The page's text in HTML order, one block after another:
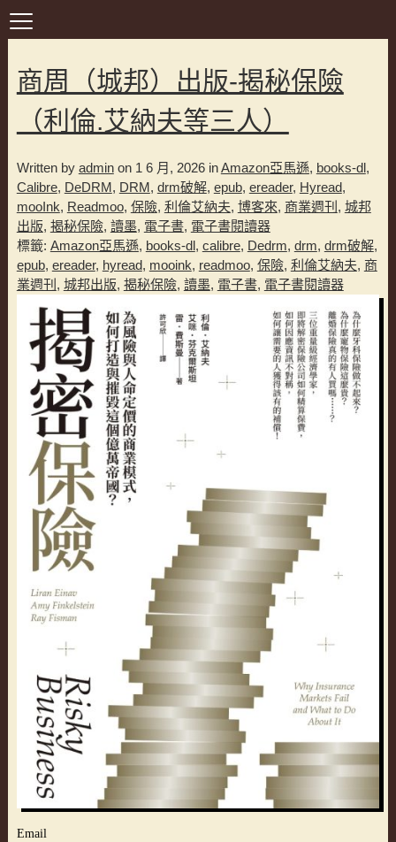
商周（城邦）出版-揭秘保險
（利倫.艾納夫等三人）
Written by adminon 1 6 月, 2026 inAmazon亞馬遜, books-dl,
Calibre, DeDRM, DRM, drm破解, epub, ereader, Hyread,
mooInk, Readmoo, 保險, 利倫艾納夫, 博客來, 商業週刊 , 城邦
出版, 揭秘保險, 讀墨, 電子書, 電子書閱讀器
標籤: Amazon亞馬遜, books-dl, calibre, Dedrm, drm, drm破解,
epub, ereader, hyread, mooink, readmoo, 保險, 利倫艾納夫, 商
業週刊 , 城邦出版, 揭秘保險, 讀墨, 電子書, 電子書閱讀器
Email